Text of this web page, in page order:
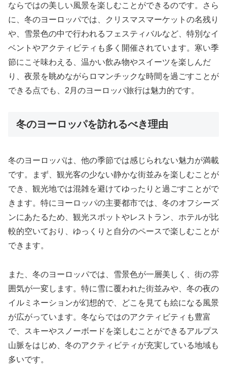
ならではの美しい風景を楽しむことができるのです。さら
に、冬のヨーロッパでは、クリスマスマーケットの名残り
や、雪景色の中で行われるフェスティバルなど、特別なイ
ベントやアクティビティも多く開催されています。寒い季
節にこそ味わえる、温かい飲み物やスイーツを楽しんだ
り、夜景を眺めながらロマンチックな時間を過ごすことが
できる点でも、2月のヨーロッパ旅行は魅力的です。
冬のヨーロッパを訪れるべき理由
冬のヨーロッパは、他の季節では感じられない魅力が満載
です。まず、観光客の少ない静かな街並みを楽しむことが
でき、観光地では混雑を避けてゆったりと過ごすことがで
きます。特にヨーロッパの主要都市では、冬のオフシーズ
ンにあたるため、観光スポットやレストラン、ホテルが比
較的空いており、ゆっくりと自分のペースで楽しむことが
できます。
また、冬のヨーロッパでは、雪景色が一層美しく、街の雰
囲気が一変します。特に雪に覆われた街並みや、冬の夜の
イルミネーションが幻想的で、どこを見ても絵になる風景
が広がっています。冬ならではのアクティビティも豊富
で、スキーやスノーボードを楽しむことができるアルプス
山脈をはじめ、冬のアクティビティが充実している地域も
多いです。